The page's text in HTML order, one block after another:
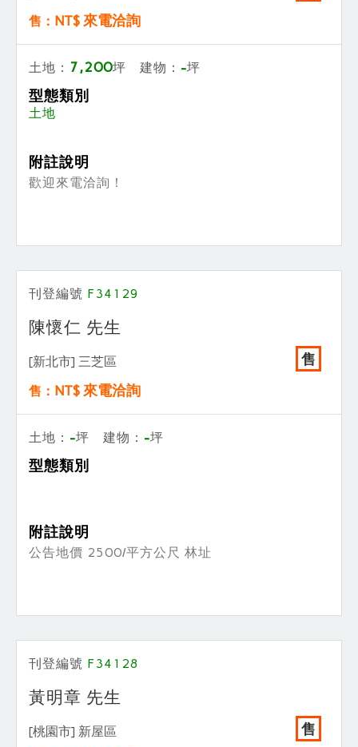
售： NT$ 來電洽詢
土地： 7,200坪 建物： -坪
型態類別
土地
附註說明
歡迎來電洽詢！
刊登編號 F34129
陳懷仁 先生
[新北市] 三芝區 售
售： NT$ 來電洽詢
土地： -坪 建物： -坪
型態類別
附註說明
公告地價 2500/平方公尺 林址
刊登編號 F34128
黃明章 先生
[桃園市] 新屋區 售